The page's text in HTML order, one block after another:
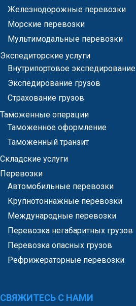
Железнодорожные перевозки
Морские перевозки
Мультимодальные перевозки
Экспедиторские услуги
Внутрипортовое экспедирование
Экспедирование грузов
Страхование грузов
Таможенные операции
Таможенное оформление
Таможенный транзит
Складские услуги
Перевозки
Автомобильные перевозки
Крупнотоннажные перевозки
Международные перевозки
Перевозка негабаритных грузов
Перевозка опасных грузов
Рефрижераторные перевозки
СВЯЖИТЕСЬ С НАМИ